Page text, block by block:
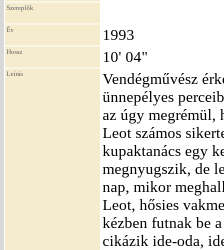
Szereplők
Év 1993
Hossz 10' 04"
Leírás
Vendégművész
ünnepélyes
az úgy megrémül,
Leot számos
kupaktanács egy
megnyugszik, de
nap, mikor
Leot, hősies
kézben futnak be
cikázik ide-oda,